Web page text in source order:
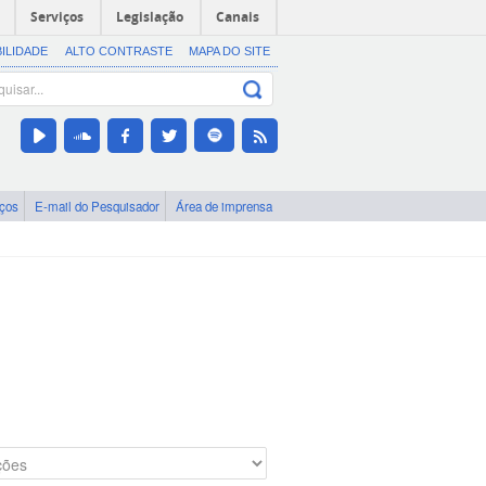
Serviços Legislação Canais
ALTO CONTRASTE MAPA DO SITE
E-mail do Pesquisador Área de imprensa